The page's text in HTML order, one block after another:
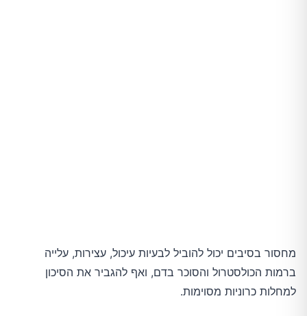
מחסור בסיבים יכול להוביל לבעיות עיכול, עצירות, עלייה
ברמות הכולסטרול והסוכר בדם, ואף להגביר את הסיכון
למחלות כרוניות מסוימות.